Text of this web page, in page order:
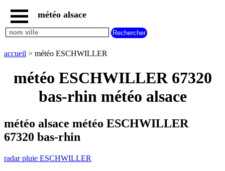
accueil
radar
ESCHWILLER
météo
alsace
carte
météo
météo
météo alsace
accueil > météo ESCHWILLER
météo ESCHWILLER 67320
bas-rhin météo alsace
météo alsace météo ESCHWILLER
67320 bas-rhin
radar pluie ESCHWILLER